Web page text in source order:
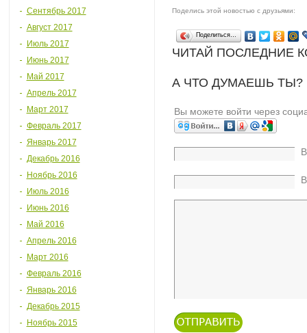
Сентябрь 2017
Август 2017
Июль 2017
Июнь 2017
Май 2017
Апрель 2017
Март 2017
Февраль 2017
Январь 2017
Декабрь 2016
Ноябрь 2016
Июль 2016
Июнь 2016
Май 2016
Апрель 2016
Март 2016
Февраль 2016
Январь 2016
Декабрь 2015
Ноябрь 2015
Поделись этой новостью с друзьями:
Поделиться…
ЧИТАЙ ПОСЛЕДНИЕ
А ЧТО ДУМАЕШЬ
Вы можете войти через